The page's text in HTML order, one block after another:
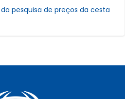
pesquisa de preços da cesta